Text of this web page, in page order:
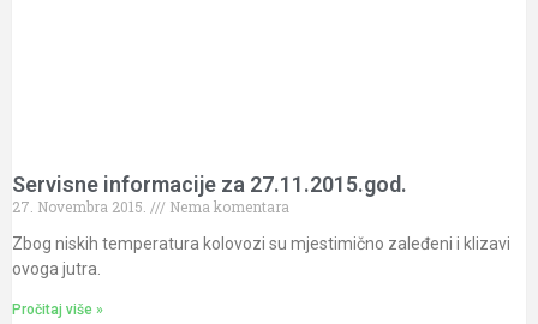
Servisne informacije za 27.11.2015.god.
27. Novembra 2015.
Nema komentara
Zbog niskih temperatura kolovozi su mjestimično zaleđeni i klizavi
ovoga jutra.
Pročitaj više »